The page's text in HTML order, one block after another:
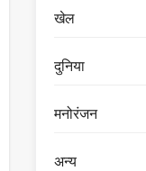
खेल
दुनिया
मनोरंजन
अन्य